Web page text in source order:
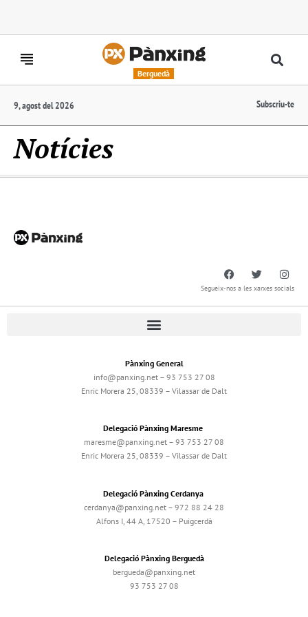
Berguedà
9, agost del 2026 Subscriu-te
Notícies
Segueix-nos a les xarxes socials
Pànxing General
info@panxing.net – 93 753 27 08
Enric Morera 25, 08339 – Vilassar de Dalt
Delegació Pànxing Maresme
maresme@panxing.net – 93 753 27 08
Enric Morera 25, 08339 – Vilassar de Dalt
Delegació Pànxing Cerdanya
cerdanya@panxing.net – 972 88 24 28
Alfons I, 44 A, 17520 – Puigcerdà
Delegació Pànxing Berguedà
bergueda@panxing.net
93 753 27 08